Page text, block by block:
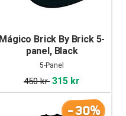
Mágico Brick By Brick 5-
panel, Black
5-Panel
450 kr315 kr
-30%